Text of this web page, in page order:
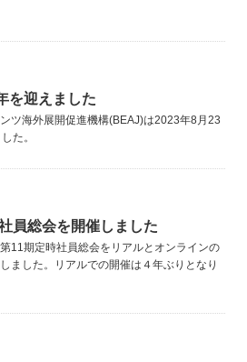
を迎えました
ツ海外展開促進機構(BEAJ)は2023年8月23
た。
員総会を開催しました
11期定時社員総会をリアルとオンラインの
ました。リアルでの開催は４年ぶりとなり